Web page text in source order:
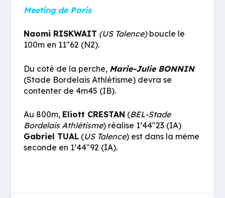
Meeting de Paris
Naomi RISKWAIT (US Talence)boucle le
100m en 11″62 (N2).
Du côté de la perche, Marie-Julie BONNIN
(Stade Bordelais Athlétisme) devra se
contenter de 4m45 (IB).
Au 800m, Eliott CRESTAN (BEL-Stade
Bordelais Athlétisme) réalise 1’44″23 (IA)
Gabriel TUAL (US Talence) est dans la même
seconde en 1’44″92 (IA).